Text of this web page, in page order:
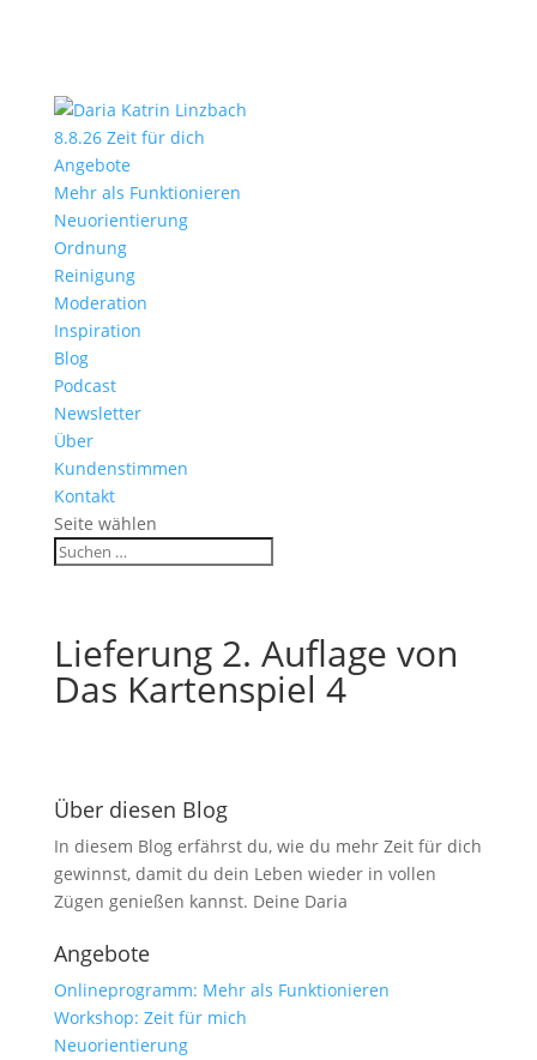
8.8.26 Zeit für dich
Angebote
Mehr als Funktionieren
Neuorientierung
Ordnung
Reinigung
Moderation
Inspiration
Blog
Podcast
Newsletter
Über
Kundenstimmen
Kontakt
Seite wählen
Lieferung 2. Auflage von
Das Kartenspiel 4
Über diesen Blog
In diesem Blog erfährst du, wie du mehr Zeit für dich
gewinnst, damit du dein Leben wieder in vollen
Zügen genießen kannst. Deine Daria
Angebote
Onlineprogramm: Mehr als Funktionieren
Workshop: Zeit für mich
Neuorientierung